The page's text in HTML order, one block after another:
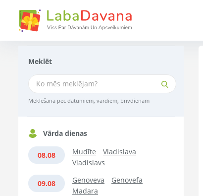
Meklēt
Meklēšana pēc datumiem, vārdiem, brīvdienām
Vārda dienas
08.08 Mudīte
Vladislava
Vladislavs
09.08 Genoveva
Genovefa
Madara